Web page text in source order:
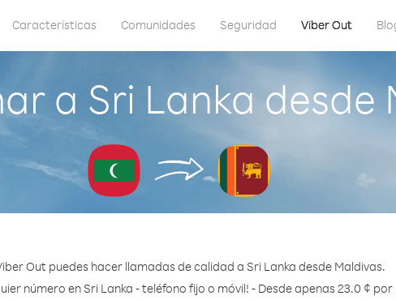
Características Comunidades Seguridad Viber Out
a Sri Lanka desde
Out puedes hacer llamadas de calidad a Sri Lanka desde Maldivas.
número en Sri Lanka - teléfono fijo o móvil! - Desde apenas 23.0 ¢